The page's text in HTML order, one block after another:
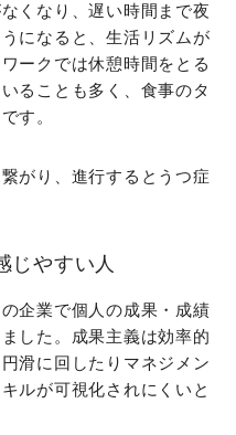
くなり、遅い時間まで夜
になると、生活リズムが
ークでは休憩時間をとる
ることも多く、食事のタ
す。
がり、進行するとうつ症
じやすい人
企業で個人の成果・成績
した。成果主義は効率的
滑に回したりマネジメン
ルが可視化されにくいと